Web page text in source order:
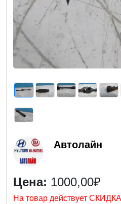
Автолайн
Цена: 1000,00₽
На товар действует